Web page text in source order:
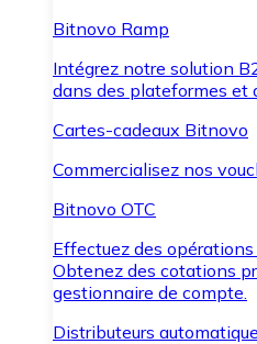
Bitnovo Ramp
Intégrez notre solution
dans des plateformes et
Cartes-cadeaux Bitnovo
Commercialisez nos
Bitnovo OTC
Effectuez des
Obtenez des cotations
gestionnaire de compte.
Distributeurs